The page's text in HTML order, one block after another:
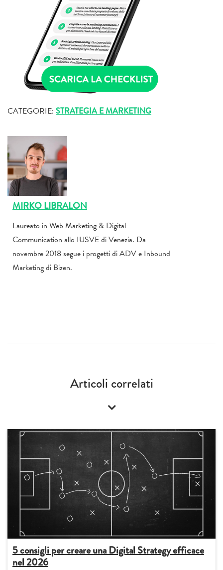
CATEGORIE: STRATEGIA E MARKETING
MIRKO LIBRALON
Laureato in Web Marketing & Digital
Communication allo IUSVE di Venezia. Da
novembre 2018 segue i progetti di ADV e Inbound
Marketing di Bizen.
Articoli correlati
5 consigli per creare una Digital Strategy efficace
nel 2026